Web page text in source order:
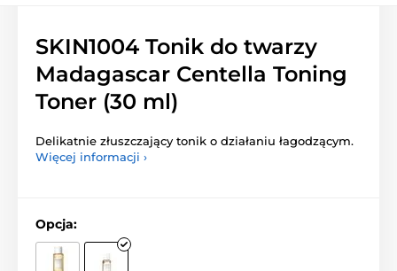
SKIN1004 Tonik do twarzy
Madagascar Centella Toning
Toner (30 ml)
Delikatnie złuszczający tonik o działaniu łagodzącym.
Więcej informacji ›
Opcja: